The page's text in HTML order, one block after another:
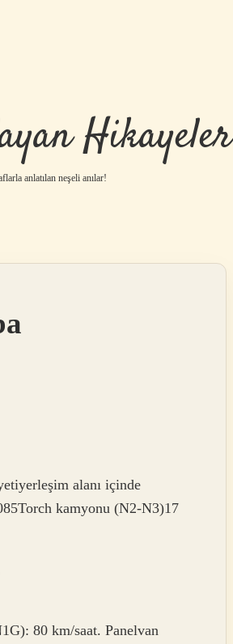
Hikayeler
anlatılan neşeli anılar!
alanı içinde
kamyonu (N2-N3)17
80 km/saat. Panelvan